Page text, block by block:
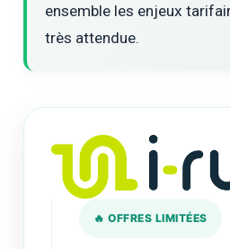
ensemble les enjeux
très attendue.
🔥 OFFRES LIMITÉES